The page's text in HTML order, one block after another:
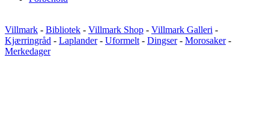
Villmark - Bibliotek - Villmark Shop - Villmark Galleri -
Kjærringråd - Laplander- Uformelt - Dingser- Morosaker-
Merkedager